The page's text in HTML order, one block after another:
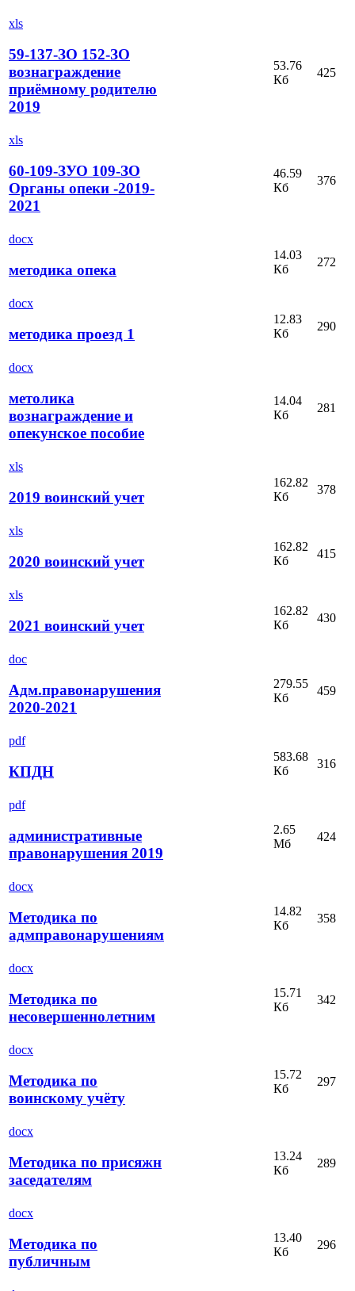
xls
59-137-ЗО 152-ЗО
вознаграждение
приёмному родителю
2019
53.76
Кб
425
xls
60-109-ЗУО 109-ЗО
Органы опеки -2019-
2021
46.59
Кб
376
docx
методика опека
14.03
Кб
272
docx
методика проезд 1
12.83
Кб
290
docx
метолика
вознаграждение и
опекунское пособие
14.04
Кб
281
xls
2019 воинский учет
162.82
Кб
378
xls
2020 воинский учет
162.82
Кб
415
xls
2021 воинский учет
162.82
Кб
430
doc
Адм.правонарушения
2020-2021
279.55
Кб
459
pdf
КПДН
583.68
Кб
316
pdf
административные
правонарушения 2019
2.65
Мб
424
docx
Методика по
адмправонарушениям
14.82
Кб
358
docx
Методика по
несовершеннолетним
15.71
Кб
342
docx
Методика по
воинскому учёту
15.72
Кб
297
docx
Методика по присяжн
заседателям
13.24
Кб
289
docx
Методика по
публичным
13.40
Кб
296